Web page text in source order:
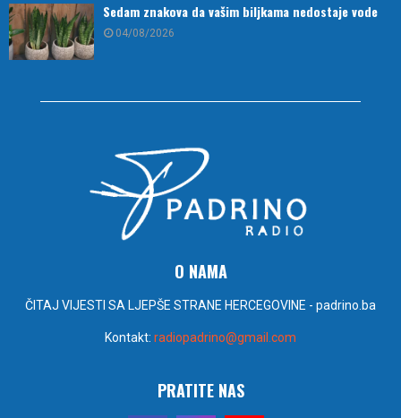
Sedam znakova da vašim biljkama nedostaje vode
04/08/2026
O NAMA
ČITAJ VIJESTI SA LJEPŠE STRANE HERCEGOVINE - padrino.ba
Kontakt: radiopadrino@gmail.com
PRATITE NAS